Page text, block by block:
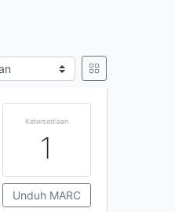
Ketersediaan
1
Unduh MARC